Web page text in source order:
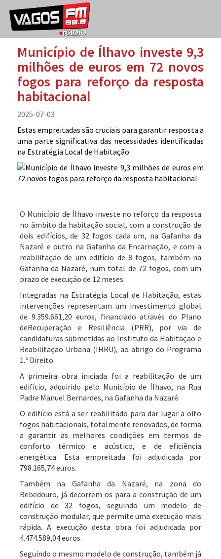
Município de Ílhavo investe 9,3
milhões de euros em 72 novos
fogos para reforço da resposta
habitacional
2025-07-03
Estas empreitadas são cruciais para garantir resposta a
uma parte significativa das necessidades identificadas
na Estratégia Local de Habitação.
O Município de Ílhavo investe no reforço da resposta
no âmbito da habitação social, com a construção de
dois edifícios, de 32 fogos cada um, na Gafanha da
Nazaré e outro na Gafanha da Encarnação, e com a
reabilitação de um edifício de 8 fogos, também na
Gafanha da Nazaré, num total de 72 fogos, com um
prazo de execução de 12 meses.
Integradas na Estratégia Local de Habitação, estas
intervenções representam um investimento global
de 9.359.661,20 euros, financiado através do Plano
deRecuperação e Resiliência (PRR), por via de
candidaturas submetidas ao Instituto da Habitação e
Reabilitação Urbana (IHRU), ao abrigo do Programa
1.º Direito.
A primeira obra iniciada foi a reabilitação de um
edifício, adquirido pelo Município de Ílhavo, na Rua
Padre Manuel Bernardes, na Gafanha da Nazaré.
O edifício está a ser reabilitado para dar lugar a oito
fogos habitacionais, totalmente renovados, de forma
a garantir as melhores condições em termos de
conforto térmico e acústico, e de eficiência
energética. Esta empreitada foi adjudicada por
798.165,74 euros.
Também na Gafanha da Nazaré, na zona do
Bebedouro, já decorrem os para a construção de um
edifício de 32 fogos, seguindo um modelo de
construção modular, que permite uma execução mais
rápida. A execução desta obra foi adjudicada por
4.474.589,04 euros.
Seguindo o mesmo modelo de construção, também já